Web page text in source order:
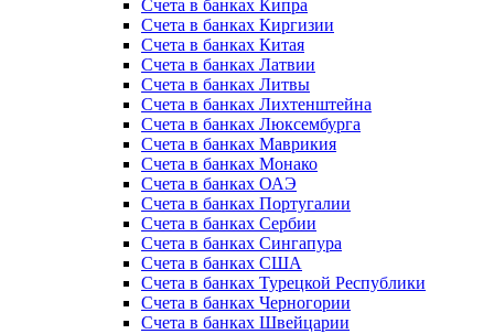
Счета в банках Кипра
Счета в банках Киргизии
Счета в банках Китая
Счета в банках Латвии
Счета в банках Литвы
Счета в банках Лихтенштейна
Счета в банках Люксембурга
Счета в банках Маврикия
Счета в банках Монако
Счета в банках ОАЭ
Счета в банках Португалии
Счета в банках Сербии
Счета в банках Сингапура
Счета в банках США
Счета в банках Турецкой Республики
Счета в банках Черногории
Счета в банках Швейцарии